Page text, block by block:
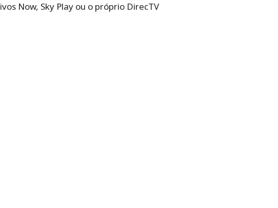
Now, Sky Play ou o próprio DirecTV